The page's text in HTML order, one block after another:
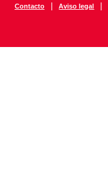
Contacto | Aviso legal |